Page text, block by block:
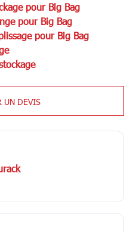
pour Big Bag
pour Big Bag
pour Big Bag
UN DEVIS